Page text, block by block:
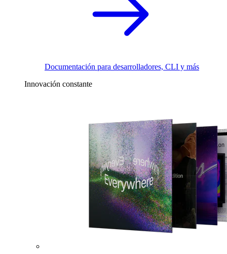
Documentación para desarrolladores, CLI y más
Innovación constante